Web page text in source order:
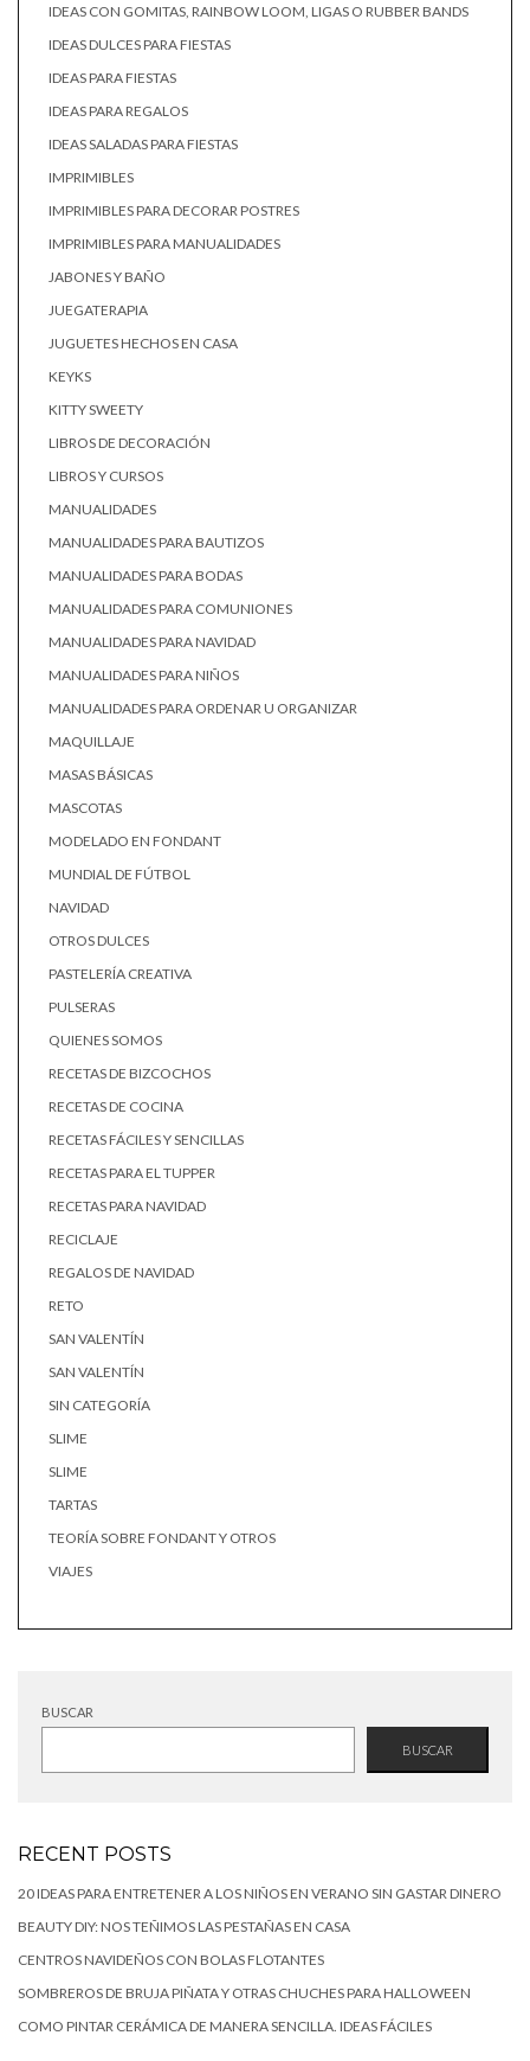
IDEAS CON GOMITAS, RAINBOW LOOM, LIGAS O RUBBER BANDS
IDEAS DULCES PARA FIESTAS
IDEAS PARA FIESTAS
IDEAS PARA REGALOS
IDEAS SALADAS PARA FIESTAS
IMPRIMIBLES
IMPRIMIBLES PARA DECORAR POSTRES
IMPRIMIBLES PARA MANUALIDADES
JABONES Y BAÑO
JUEGATERAPIA
JUGUETES HECHOS EN CASA
KEYKS
KITTY SWEETY
LIBROS DE DECORACIÓN
LIBROS Y CURSOS
MANUALIDADES
MANUALIDADES PARA BAUTIZOS
MANUALIDADES PARA BODAS
MANUALIDADES PARA COMUNIONES
MANUALIDADES PARA NAVIDAD
MANUALIDADES PARA NIÑOS
MANUALIDADES PARA ORDENAR U ORGANIZAR
MAQUILLAJE
MASAS BÁSICAS
MASCOTAS
MODELADO EN FONDANT
MUNDIAL DE FÚTBOL
NAVIDAD
OTROS DULCES
PASTELERÍA CREATIVA
PULSERAS
QUIENES SOMOS
RECETAS DE BIZCOCHOS
RECETAS DE COCINA
RECETAS FÁCILES Y SENCILLAS
RECETAS PARA EL TUPPER
RECETAS PARA NAVIDAD
RECICLAJE
REGALOS DE NAVIDAD
RETO
SAN VALENTÍN
SAN VALENTÍN
SIN CATEGORÍA
SLIME
SLIME
TARTAS
TEORÍA SOBRE FONDANT Y OTROS
VIAJES
BUSCAR
BUSCAR
RECENT POSTS
20 IDEAS PARA ENTRETENER A LOS NIÑOS EN VERANO SIN GASTAR DINERO
BEAUTY DIY: NOS TEÑIMOS LAS PESTAÑAS EN CASA
CENTROS NAVIDEÑOS CON BOLAS FLOTANTES
SOMBREROS DE BRUJA PIÑATA Y OTRAS CHUCHES PARA HALLOWEEN
COMO PINTAR CERÁMICA DE MANERA SENCILLA. IDEAS FÁCILES